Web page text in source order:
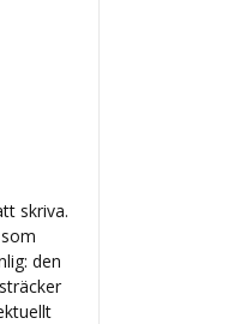
skriva.
den